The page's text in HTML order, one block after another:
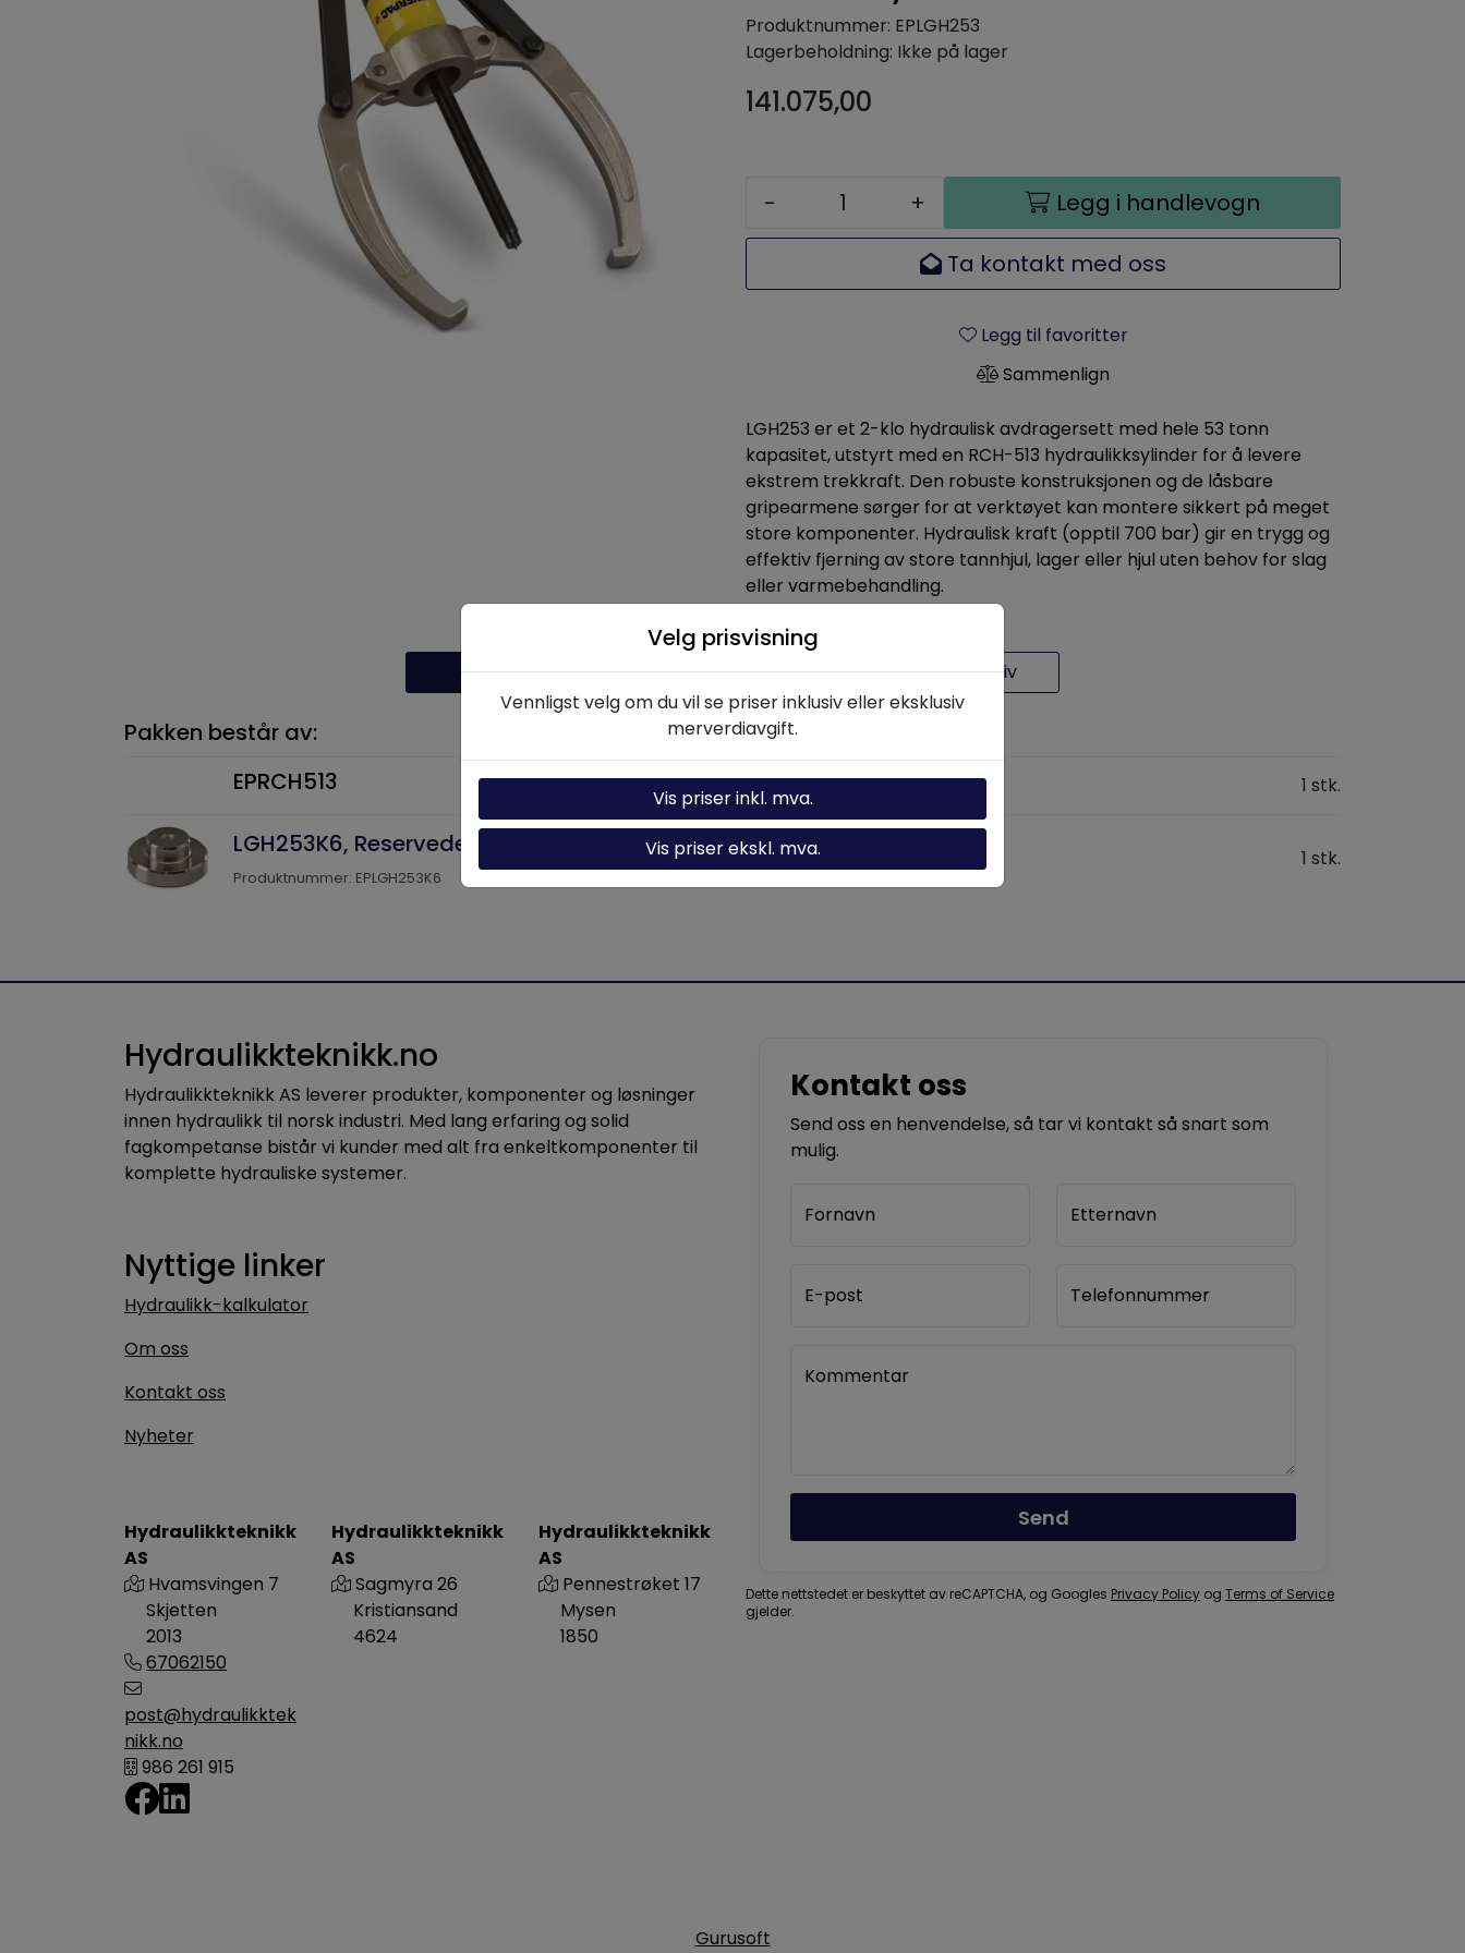
Produktnummer: EPLGH253
Lagerbeholdning: Ikke på lager
141.075,00
- +
Legg i handlevogn
Ta kontakt med oss
Legg til favoritter
Sammenlign
LGH253 er et 2-klo hydraulisk avdragersett med hele 53 tonn
kapasitet, utstyrt med en RCH-513 hydraulikksylinder for å levere
ekstrem trekkraft. Den robuste konstruksjonen og de låsbare
gripearmene sørger for at verktøyet kan montere sikkert på meget
store komponenter. Hydraulisk kraft (opptil 700 bar) gir en trygg og
effektiv fjerning av store tannhjul, lager eller hjul uten behov for slag
eller varmebehandling.
Beskrivelse Spesifikasjoner Dokumentarkiv
Pakken består av:
EPRCH513
1 stk.
LGH253K6, Reservedel spissbeskytter for gripearmavtrekker
Produktnummer: EPLGH253K6
1 stk.
Hydraulikkteknikk
AS
Hvamsvingen 7
Skjetten
2013
67062150
post@hydraulikktek
nikk.no
986 261 915
Hydraulikkteknikk.no
Hydraulikkteknikk AS leverer produkter, komponenter og løsninger
innen hydraulikk til norsk industri. Med lang erfaring og solid
fagkompetanse bistår vi kunder med alt fra enkeltkomponenter til
komplette hydrauliske systemer.
Nyttige linker
Hydraulikk-kalkulator
Om oss
Kontakt oss
Nyheter
Hydraulikkteknikk
AS
Pennestrøket 17
Mysen
1850
Hydraulikkteknikk
AS
Sagmyra 26
Kristiansand
4624
Kontakt oss
Send oss en henvendelse, så tar vi kontakt så snart som
mulig.
Fornavn Etternavn
E-post Telefonnummer
Kommentar
Send
Dette nettstedet er beskyttet av reCAPTCHA, og Googles Privacy Policy og Terms of Service
gjelder.
Gurusoft
Velg prisvisning
Vennligst velg om du vil se priser inklusiv eller eksklusiv
merverdiavgift.
Vis priser inkl. mva.
Vis priser ekskl. mva.